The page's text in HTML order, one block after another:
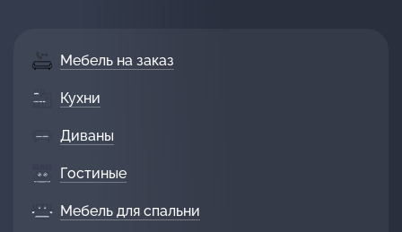
Мебель на заказ
Кухни
Диваны
Гостиные
Мебель для спальни